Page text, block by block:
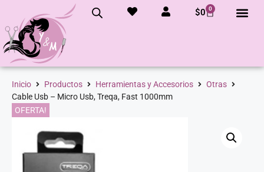
$0 0
Inicio Productos Herramientas y Accesorios
Otras
Cable Usb – Micro Usb, Treqa, Fast 1000mm
OFERTA!